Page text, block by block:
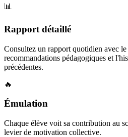
📊
Rapport détaillé
Consultez un rapport quotidien avec le
recommandations pédagogiques et
précédentes.
🔥
Émulation
Chaque élève voit sa contribution au
levier de motivation collective.